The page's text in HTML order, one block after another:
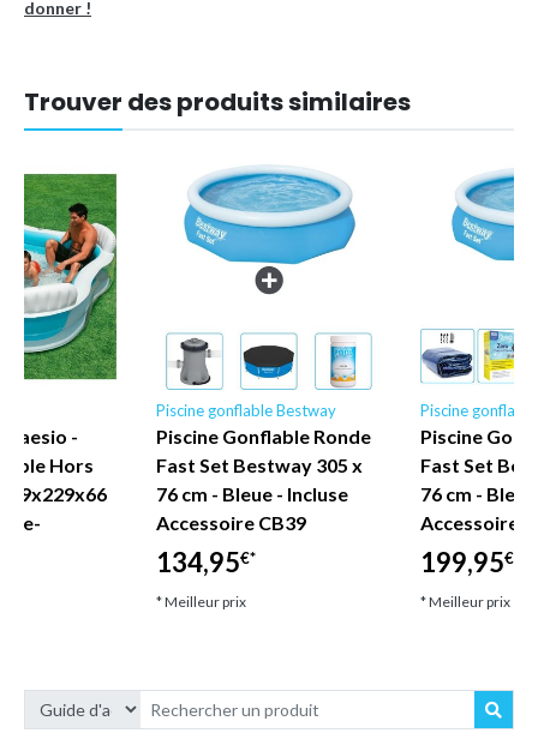
donner !
Trouver des produits similaires
-
Hors
Piscine gonflable Bestway
Piscine Gonflable Ronde
Fast Set Bestway 305 x
76 cm - Bleue - Incluse
Accessoire CB39
134,95€*
* Meilleur prix
Piscine
Piscine
Fast Set
76 cm -
Accessoire
199,95€*
* Meilleur prix